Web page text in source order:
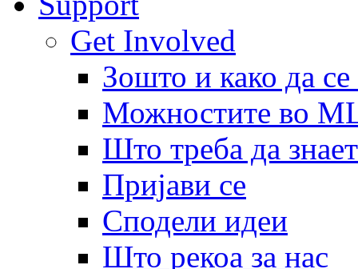
Get Involved
Зошто и како да
Можностите во
Што треба да
Пријави се
Сподели идеи
Што рекоа за нас